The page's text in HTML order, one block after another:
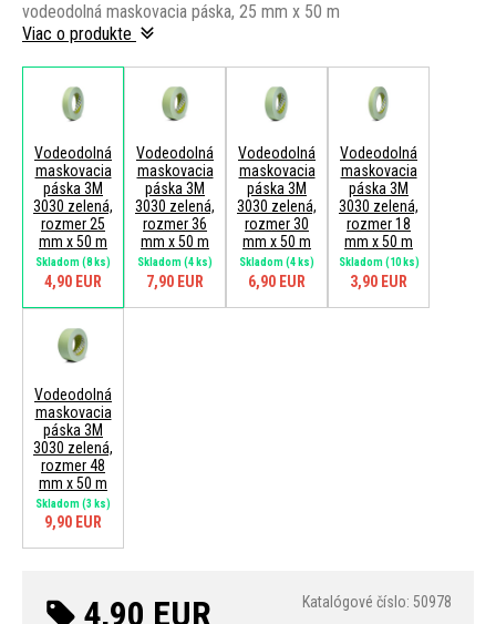
vodeodolná maskovacia páska, 25 mm x 50 m
Viac o produkte
Vodeodolná
maskovacia
páska 3M
3030 zelená,
rozmer 25
mm x 50 m
Skladom(8 ks)
4,90 EUR
Vodeodolná
maskovacia
páska 3M
3030 zelená,
rozmer 36
mm x 50 m
Skladom(4 ks)
7,90 EUR
Vodeodolná
maskovacia
páska 3M
3030 zelená,
rozmer 30
mm x 50 m
Skladom(4 ks)
6,90 EUR
Vodeodolná
maskovacia
páska 3M
3030 zelená,
rozmer 18
mm x 50 m
Skladom(10 ks)
3,90 EUR
Vodeodolná
maskovacia
páska 3M
3030 zelená,
rozmer 48
mm x 50 m
Skladom(3 ks)
9,90 EUR
4,90 EUR Katalógové číslo: 50978